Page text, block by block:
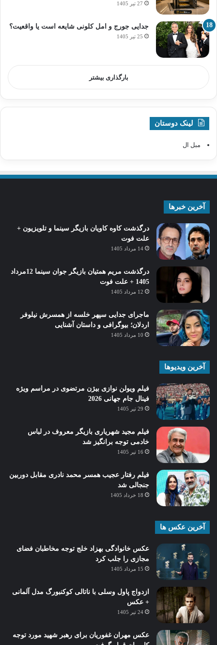
27 تیر 1405
جدایی جورج و امل کلونی شایعه است یا واقعیت؟
25 تیر 1405
بارگذاری بیشتر
لینک دوستان
مبل ال
آخرین خبرها
درگذشت کاوه کاویان بازیگر سینما و تلویزیون +
علت فوت
14 مرداد 1405
درگذشت مریم همتیان بازیگر جوان سینما 12مرداد
1405 + علت فوت
12 مرداد 1405
ماجرای جدایی سپهر خلسه از همسرش نیلوفر
اردلان؛ بیوگرافی و داستان آشنایی
10 مرداد 1405
آخرین ویدیوها
فیلم ویولن نوازی بیژن مرتضوی در مراسم ویژه
فینال جام جهانی 2026
29 تیر 1405
فیلم مجید شهریاری بازیگر معروف در لباس
خادمی توجه برانگیز شد
16 تیر 1405
فیلم رفتار عجیب همسر محمد نادری مقابل دوربین
جنجالی شد
18 خرداد 1405
آخرین عکس ها
عکس خانوادگی بهزاد خلج توجه مخاطبان فضای
مجازی را جلب کرد
15 مرداد 1405
ازدواج پاول وسلی با ناتالی کوکنبورگ مدل آلمانی
+ عکس
24 تیر 1405
عکس مهران غفوریان برای رهبر شهید مورد توجه